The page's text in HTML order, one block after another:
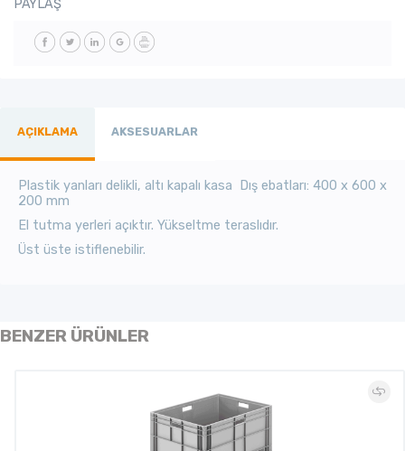
PAYLAŞ
AÇIKLAMA AKSESUARLAR
Plastik yanları delikli, altı kapalı kasa Dış ebatları: 400 x 600 x
200 mm
El tutma yerleri açıktır. Yükseltme teraslıdır.
Üst üste istiflenebilir.
BENZER ÜRÜNLER